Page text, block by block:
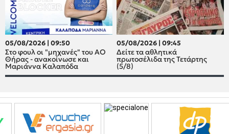
05/08/2026 | 09:50
Στο φουλ οι "μηχανές" του ΑΟ
Θήρας - ανακοίνωσε και
Μαριάννα Καλαπόδα
05/08/2026 | 09:45
Δείτε τα αθλητικά
πρωτοσέλιδα της Τετάρτης
(5/8)